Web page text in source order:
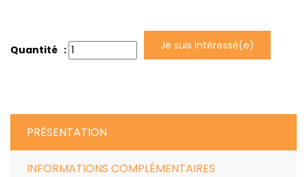
Quantité : Je suis intéressé(e)
PRÉSENTATION
INFORMATIONS COMPLÉMENTAIRES